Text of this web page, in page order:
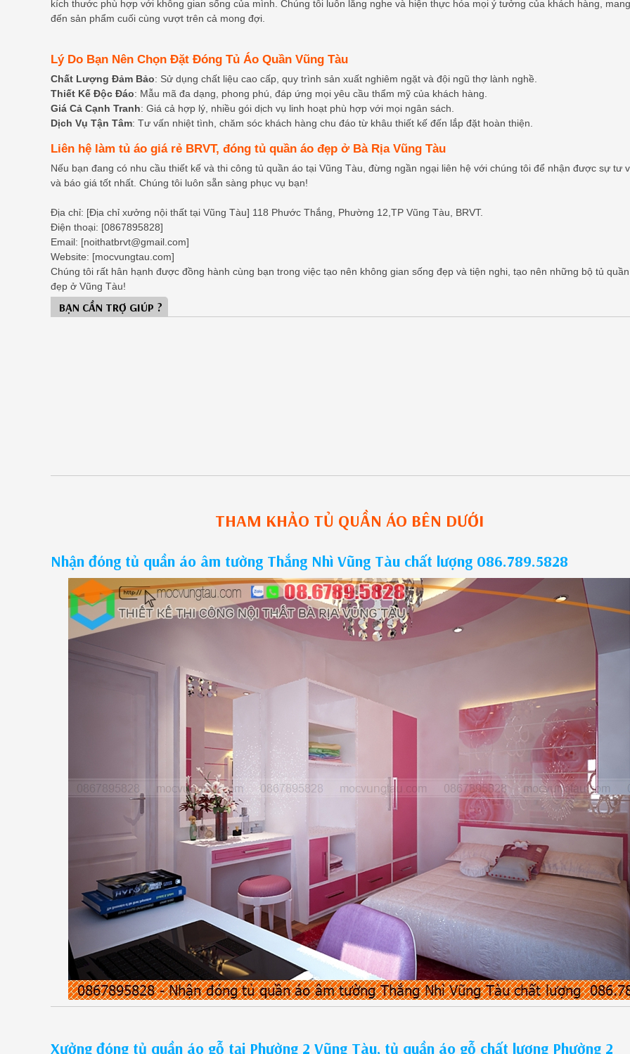
kích thước phù hợp với không gian sống của mình. Chúng tôi luôn lắng nghe và hiện thực hóa mọi ý tưởng của khách hàng, mang
đến sản phẩm cuối cùng vượt trên cả mong đợi.
Lý Do Bạn Nên Chọn Đặt Đóng Tủ Áo Quần Vũng Tàu
Chất Lượng Đảm Bảo: Sử dụng chất liệu cao cấp, quy trình sản xuất nghiêm ngặt và đội ngũ thợ lành nghề.
Thiết Kế Độc Đáo: Mẫu mã đa dạng, phong phú, đáp ứng mọi yêu cầu thẩm mỹ của khách hàng.
Giá Cả Cạnh Tranh: Giá cả hợp lý, nhiều gói dịch vụ linh hoạt phù hợp với mọi ngân sách.
Dịch Vụ Tận Tâm: Tư vấn nhiệt tình, chăm sóc khách hàng chu đáo từ khâu thiết kế đến lắp đặt hoàn thiện.
Liên hệ làm tủ áo giá rẻ BRVT, đóng tủ quần áo đẹp ở Bà Rịa Vũng Tàu
Nếu bạn đang có nhu cầu thiết kế và thi công tủ quần áo tại Vũng Tàu, đừng ngần ngại liên hệ với chúng tôi để nhận được sự tư
và báo giá tốt nhất. Chúng tôi luôn sẵn sàng phục vụ bạn!
Địa chỉ: [Địa chỉ xưởng nội thất tại Vũng Tàu] 118 Phước Thắng, Phường 12,TP Vũng Tàu, BRVT.
Điện thoại: [0867895828]
Email: [noithatbrvt@gmail.com]
Website: [mocvungtau.com]
Chúng tôi rất hân hạnh được đồng hành cùng bạn trong việc tạo nên không gian sống đẹp và tiện nghi, tạo nên những bộ tủ
đẹp ở Vũng Tàu!
BẠN CẦN TRỢ GIÚP ?
THAM KHẢO TỦ QUẦN ÁO BÊN DƯỚI
Nhận đóng tủ quần áo âm tường Thắng Nhì Vũng Tàu chất lượng 086.789.5828
Xưởng đóng tủ quần áo gỗ tại Phường 2 Vũng Tàu, tủ quần áo gỗ chất lượng Phường 2